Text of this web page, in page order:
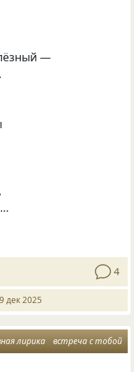
—
4
дек 2025
лирика встреча с тобой